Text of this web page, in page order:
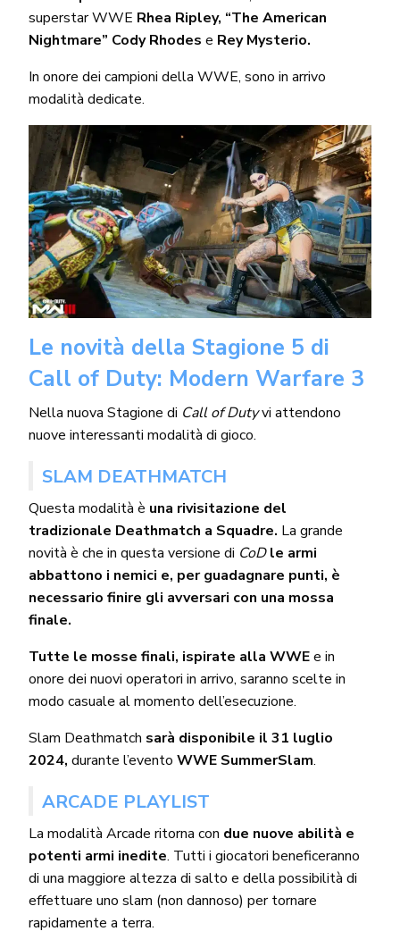
superstar WWE Rhea Ripley, “The American
Nightmare” Cody Rhodese Rey Mysterio.
In onore dei campioni della WWE, sono in arrivo
modalità dedicate.
Le novità della Stagione 5 di
Call of Duty: Modern Warfare 3
Nella nuova Stagione di Call of Dutyvi attendono
nuove interessanti modalità di gioco.
SLAM DEATHMATCH
Questa modalità è una rivisitazione del
tradizionale Deathmatch a Squadre. La grande
novità è che in questa versione di CoDle armi
abbattono i nemici e, per guadagnare punti, è
necessario finire gli avversari con una mossa
finale.
Tutte le mosse finali, ispirate alla WWEe in
onore dei nuovi operatori in arrivo, saranno scelte in
modo casuale al momento dell’esecuzione.
Slam Deathmatch sarà disponibile il 31 luglio
2024, durante l’eventoWWE SummerSlam.
ARCADE PLAYLIST
La modalità Arcade ritorna con due nuove abilità e
potenti armi inedite. Tutti i giocatori beneficeranno
di una maggiore altezza di salto e della possibilità di
effettuare uno slam (non dannoso) per tornare
rapidamente a terra.